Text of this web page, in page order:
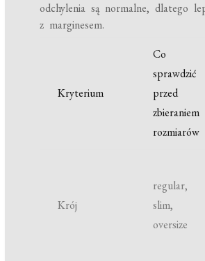
odchylenia są normalne, dlatego
z marginesem.
Kryterium
Co
sprawdzić
przed
zbieraniem
rozmiarów
Krój
regular,
slim,
oversize